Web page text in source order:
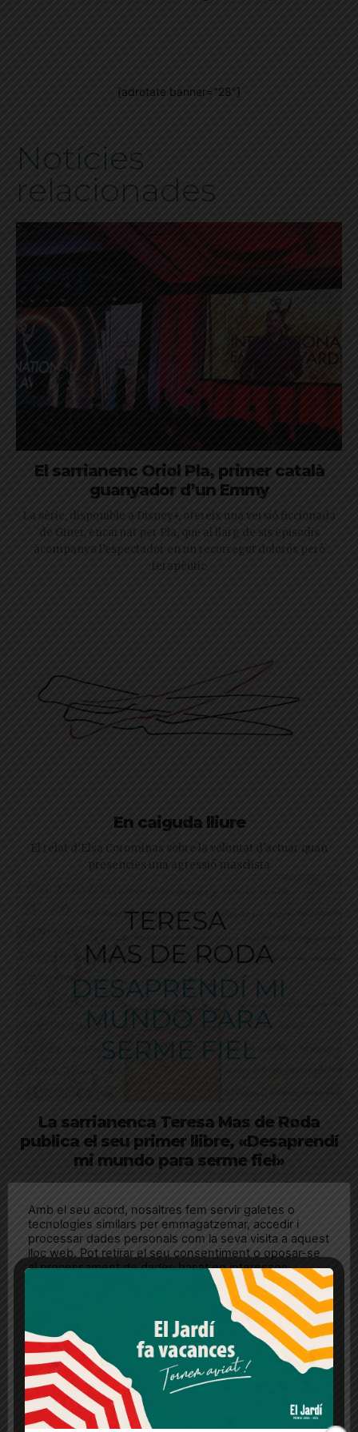
[adrotate banner="28"]
Notícies
relacionades
El sarrianenc Oriol Pla, primer català
guanyador d’un Emmy
La sèrie, disponible a Disney+, ofereix una versió ficcionada
de Giner, encarnat per Pla, que al llarg de sis episodis
acompanya l’espectador en un recorregut dolorós però
terapèutic
En caiguda lliure
El relat d'Elsa Corominas sobre la voluntat d'actuar quan
presencies una agressió masclista
La sarrianenca Teresa Mas de Roda
publica el seu primer llibre, «Desaprendí
mi mundo para serme fiel»
L'obra recupera escrits des de l’adolescència fins a
l’actualitat, que reflecteixen el viatge vital de l'autora
Amb el seu acord, nosaltres fem servir galetes o
tecnologies similars per emmagatzemar, accedir i
processar dades personals com la seva visita a aquest
lloc web. Pot retirar el seu consentiment o oposar-se
al processament de dades basat en interessos
legítims en qualsevol moment fent clic a "Ajustos de
cookies" o a la nostra Política de privacitat en aquest
lloc web. Si cliques "acceptar" dones el teu
Més informació Acceptar Rebutjar tot
Quan l’usuari crea un compte al Diari el Jardí, dona el
seu consentiment explícit per rebre comunicacions